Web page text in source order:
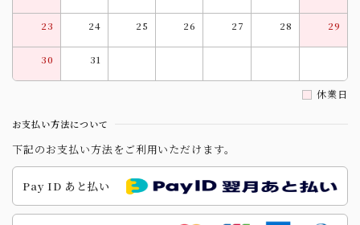
23 24 25 26 27 28 29
30 31
休業日
お支払い方法について
下記のお支払い方法をご利用いただけます。
Pay ID あと払い